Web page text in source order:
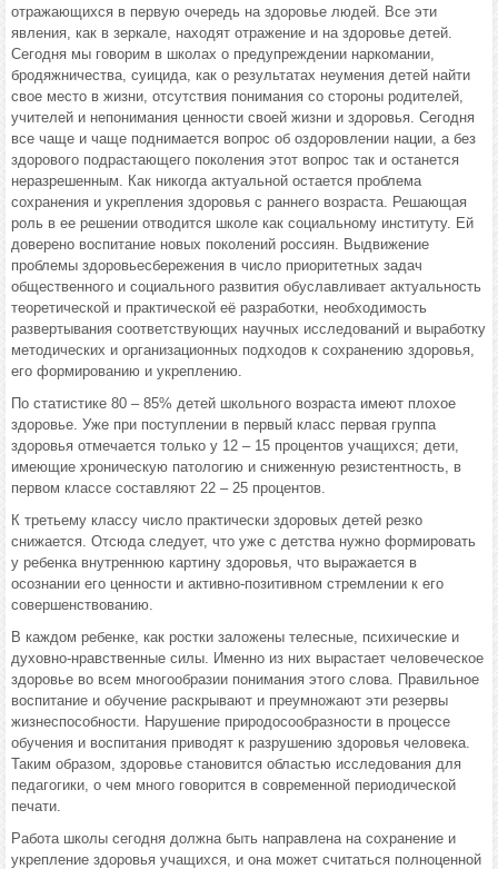
отражающихся в первую очередь на здоровье людей. Все эти
явления, как в зеркале, находят отражение и на здоровье детей.
Сегодня мы говорим в школах о предупреждении наркомании,
бродяжничества, суицида, как о результатах неумения детей найти
свое место в жизни, отсутствия понимания со стороны родителей,
учителей и непонимания ценности своей жизни и здоровья. Сегодня
все чаще и чаще поднимается вопрос об оздоровлении нации, а без
здорового подрастающего поколения этот вопрос так и останется
неразрешенным. Как никогда актуальной остается проблема
сохранения и укрепления здоровья с раннего возраста. Решающая
роль в ее решении отводится школе как социальному институту. Ей
доверено воспитание новых поколений россиян. Выдвижение
проблемы здоровьесбережения в число приоритетных задач
общественного и социального развития обуславливает актуальность
теоретической и практической её разработки, необходимость
развертывания соответствующих научных исследований и выработку
методических и организационных подходов к сохранению здоровья,
его формированию и укреплению.
По статистике 80 – 85% детей школьного возраста имеют плохое
здоровье. Уже при поступлении в первый класс первая группа
здоровья отмечается только у 12 – 15 процентов учащихся; дети,
имеющие хроническую патологию и сниженную резистентность, в
первом классе составляют 22 – 25 процентов.
К третьему классу число практически здоровых детей резко
снижается. Отсюда следует, что уже с детства нужно формировать
у ребенка внутреннюю картину здоровья, что выражается в
осознании его ценности и активно-позитивном стремлении к его
совершенствованию.
В каждом ребенке, как ростки заложены телесные, психические и
духовно-нравственные силы. Именно из них вырастает человеческое
здоровье во всем многообразии понимания этого слова. Правильное
воспитание и обучение раскрывают и преумножают эти резервы
жизнеспособности. Нарушение природосообразности в процессе
обучения и воспитания приводят к разрушению здоровья человека.
Таким образом, здоровье становится областью исследования для
педагогики, о чем много говорится в современной периодической
печати.
Работа школы сегодня должна быть направлена на сохранение и
укрепление здоровья учащихся, и она может считаться полноценной